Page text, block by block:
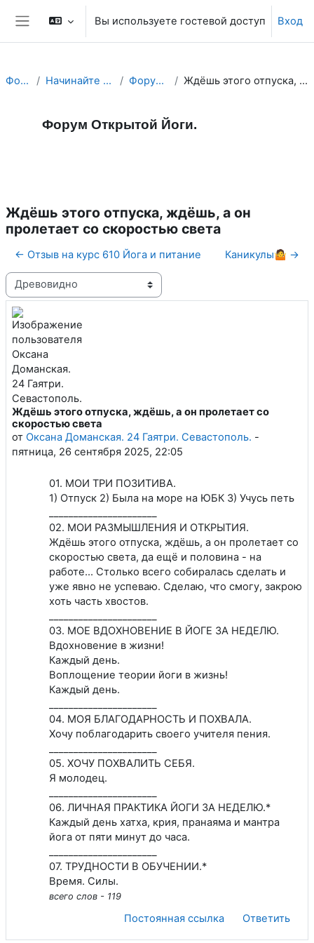
Перейти к основному содержанию
Боковая панель
Вы используете гостевой доступ Вход
Форум Йоги. Начинайте Свой День с Йога Форума! Форум Открытой Йоги. Ждёшь этого отпуска, ждёшь, а он пролетает со скоростью света
Форум Открытой Йоги.
Ждёшь этого отпуска, ждёшь, а он
пролетает со скоростью света
← Отзыв на курс 610 Йога и питание Каникулы🤷 →
Режим отображения
Ждёшь этого отпуска, ждёшь, а он пролетает со
скоростью света
от Оксана Доманская. 24 Гаятри. Севастополь. -
пятница, 26 сентября 2025, 22:05
Количество ответов: 0
01. МОИ ТРИ ПОЗИТИВА.
1) Отпуск 2) Была на море на ЮБК 3) Учусь петь
02. МОИ РАЗМЫШЛЕНИЯ И ОТКРЫТИЯ.
Ждёшь этого отпуска, ждёшь, а он пролетает со
скоростью света, да ещё и половина - на
работе... Столько всего собиралась сделать и
уже явно не успеваю. Сделаю, что смогу, закрою
хоть часть хвостов.
03. МОЕ ВДОХНОВЕНИЕ В ЙОГЕ ЗА НЕДЕЛЮ.
Вдохновение в жизни!
Каждый день.
Воплощение теории йоги в жизнь!
Каждый день.
04. МОЯ БЛАГОДАРНОСТЬ И ПОХВАЛА.
Хочу поблагодарить своего учителя пения.
05. ХОЧУ ПОХВАЛИТЬ СЕБЯ.
Я молодец.
06. ЛИЧНАЯ ПРАКТИКА ЙОГИ ЗА НЕДЕЛЮ.*
Каждый день хатха, крия, пранаяма и мантра
йога от пяти минут до часа.
07. ТРУДНОСТИ В ОБУЧЕНИИ.*
Время. Силы.
всего слов - 119
Постоянная ссылка Ответить